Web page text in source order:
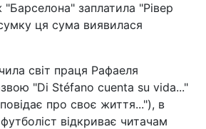
"Барселона" заплатила "Рівер
ця сума виявилася
світ праця Рафаеля
"Di Stéfano cuenta su vida..."
про своє життя..."), в
відкриває читачам